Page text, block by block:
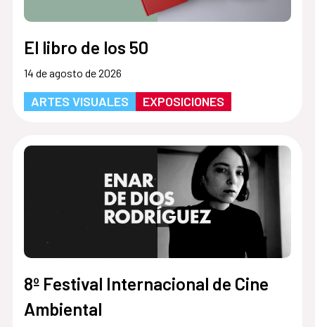
El libro de los 50
14 de agosto de 2026
ARTES VISUALES EXPOSICIONES
8º Festival Internacional de Cine
Ambiental